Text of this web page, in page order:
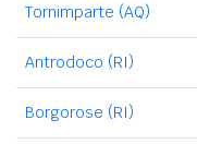
Tornimparte (AQ)
Antrodoco (RI)
Borgorose (RI)